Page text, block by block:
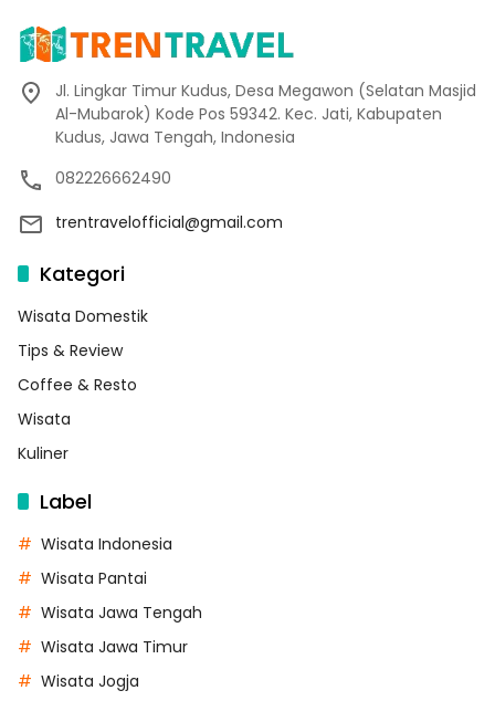
Jl. Lingkar Timur Kudus, Desa Megawon (Selatan Masjid
Al-Mubarok) Kode Pos 59342. Kec. Jati, Kabupaten
Kudus, Jawa Tengah, Indonesia
082226662490
trentravelofficial@gmail.com
Kategori
Wisata Domestik
Tips & Review
Coffee & Resto
Wisata
Kuliner
Label
Wisata Indonesia
Wisata Pantai
Wisata Jawa Tengah
Wisata Jawa Timur
Wisata Jogja